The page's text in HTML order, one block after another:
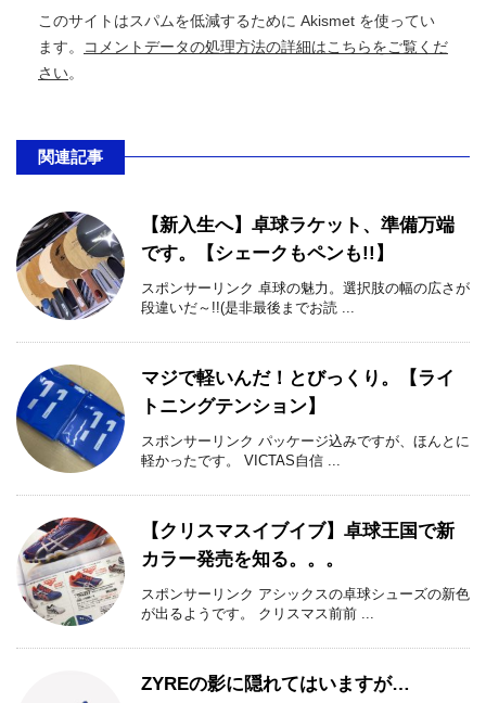
このサイトはスパムを低減するために Akismet を使ってい
ます。
コメントデータの処理方法の詳細はこちらをご覧くだ
さい。
関連記事
【新入生へ】卓球ラケット、準備万端
です。【シェークもペンも!!】
スポンサーリンク 卓球の魅力。選択肢の幅の広さが
段違いだ～!!(是非最後までお読 ...
マジで軽いんだ！とびっくり。【ライ
トニングテンション】
スポンサーリンク パッケージ込みですが、ほんとに
軽かったです。 VICTAS自信 ...
【クリスマスイブイブ】卓球王国で新
カラー発売を知る。。。
スポンサーリンク アシックスの卓球シューズの新色
が出るようです。 クリスマス前前 ...
ZYREの影に隠れてはいますが…